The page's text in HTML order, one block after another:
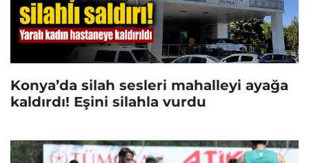
Konya’da silah sesleri mahalleyi ayağa
kaldırdı! Eşini silahla vurdu